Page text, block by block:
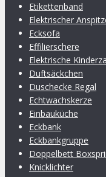
Etikettenband
Elektrischer
Ecksofa
Effilierschere
Elektrische
Duftsäckchen
Duschecke Regal
Echtwachskerze
Einbauküche
Eckbank
Eckbankgruppe
Doppelbett
Knicklichter